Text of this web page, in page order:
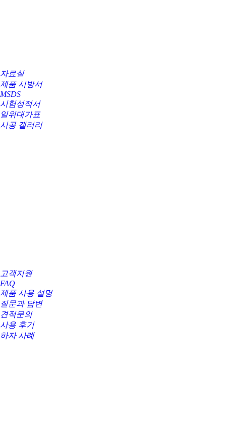
자료실
제품 시방서
MSDS
시험성적서
일위대가표
시공 갤러리
고객지원
FAQ
제품 사용 설명
질문과 답변
견적문의
사용 후기
하자 사례